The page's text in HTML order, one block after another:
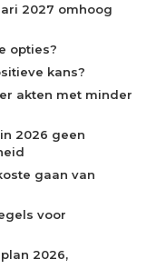
2027 omhoog
opties?
kans?
akten met minder
2026 geen
gaan van
voor
2026,